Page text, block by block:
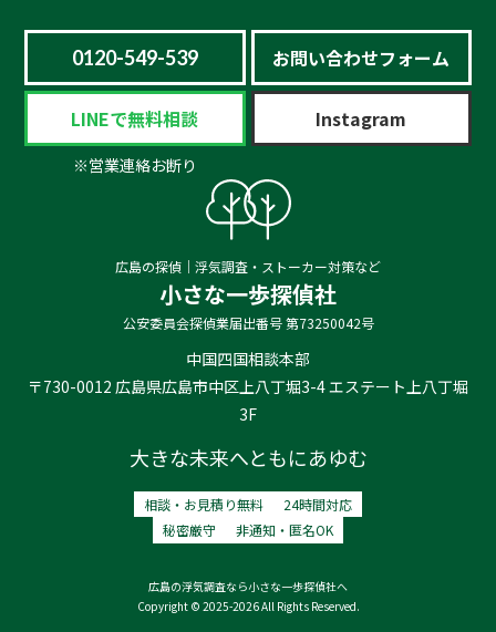
広島の探偵｜浮気調査・ストーカー対策など
小さな一歩探偵社
公安委員会探偵業届出番号 第73250042号
中国四国相談本部
〒730-0012 広島県広島市中区上八丁堀3-4 エステート上八丁堀
3F
大きな未来へともにあゆむ
相談・お見積り無料
24時間対応
秘密厳守
非通知・匿名OK
広島の浮気調査なら小さな一歩探偵社へ
Copyright © 2025-2026 All Rights Reserved.
0120-549-539 お問い合わせフォーム
LINEで無料相談 Instagram
※営業連絡お断り